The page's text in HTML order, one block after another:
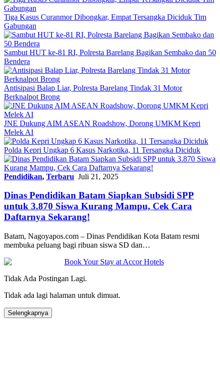
Tiga Kasus Curanmor Dibongkar, Empat Tersangka Diciduk Tim
Gabungan
Sambut HUT ke-81 RI, Polresta Barelang Bagikan Sembako dan 50
Bendera
Antisipasi Balap Liar, Polresta Barelang Tindak 31 Motor
Berknalpot Brong
JNE Dukung AIM ASEAN Roadshow, Dorong UMKM Kepri
Melek AI
Polda Kepri Ungkap 6 Kasus Narkotika, 11 Tersangka Diciduk
Pendidikan, Terbaru Juli 21, 2025
Dinas Pendidikan Batam Siapkan Subsidi SPP
untuk 3.870 Siswa Kurang Mampu, Cek Cara
Daftarnya Sekarang!
Batam, Nagoyapos.com – Dinas Pendidikan Kota Batam resmi
membuka peluang bagi ribuan siswa SD dan…
Tidak Ada Postingan Lagi.
Tidak ada lagi halaman untuk dimuat.
Selengkapnya